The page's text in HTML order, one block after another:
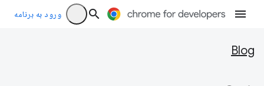
ورود به برنامه
Blog